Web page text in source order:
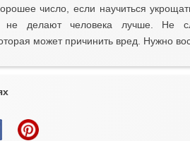
число, если научиться
не делают человека лучше. Не
может причинить вред. Нужно